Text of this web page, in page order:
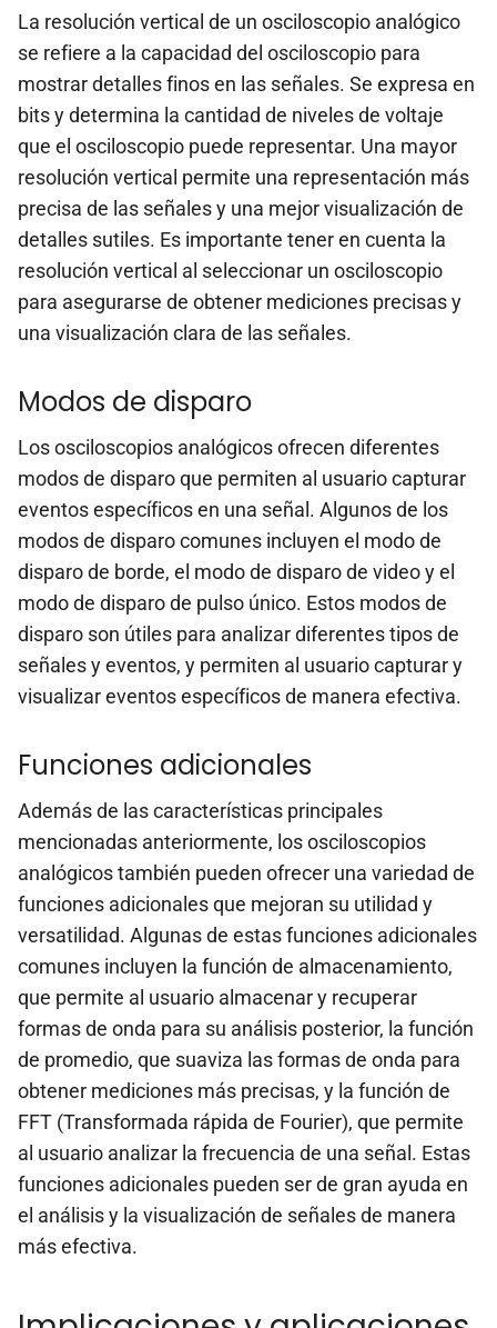
La resolución vertical de un osciloscopio analógico
se refiere a la capacidad del osciloscopio para
mostrar detalles finos en las señales. Se expresa en
bits y determina la cantidad de niveles de voltaje
que el osciloscopio puede representar. Una mayor
resolución vertical permite una representación más
precisa de las señales y una mejor visualización de
detalles sutiles. Es importante tener en cuenta la
resolución vertical al seleccionar un osciloscopio
para asegurarse de obtener mediciones precisas y
una visualización clara de las señales.
Modos de disparo
Los osciloscopios analógicos ofrecen diferentes
modos de disparo que permiten al usuario capturar
eventos específicos en una señal. Algunos de los
modos de disparo comunes incluyen el modo de
disparo de borde, el modo de disparo de video y el
modo de disparo de pulso único. Estos modos de
disparo son útiles para analizar diferentes tipos de
señales y eventos, y permiten al usuario capturar y
visualizar eventos específicos de manera efectiva.
Funciones adicionales
Además de las características principales
mencionadas anteriormente, los osciloscopios
analógicos también pueden ofrecer una variedad de
funciones adicionales que mejoran su utilidad y
versatilidad. Algunas de estas funciones adicionales
comunes incluyen la función de almacenamiento,
que permite al usuario almacenar y recuperar
formas de onda para su análisis posterior, la función
de promedio, que suaviza las formas de onda para
obtener mediciones más precisas, y la función de
FFT (Transformada rápida de Fourier), que permite
al usuario analizar la frecuencia de una señal. Estas
funciones adicionales pueden ser de gran ayuda en
el análisis y la visualización de señales de manera
más efectiva.